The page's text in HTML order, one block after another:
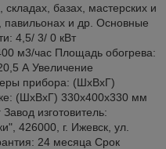
базах, мастерских и
и др. Основные
4,5/ 3/ 0 кВт
м3/час Площадь обогрева:
А Увеличение
прибора: (ШхВхГ)
(ШхВхГ) 330x400x330 мм
изготовитель:
426000, г. Ижевск, ул.
24 месяца Срок